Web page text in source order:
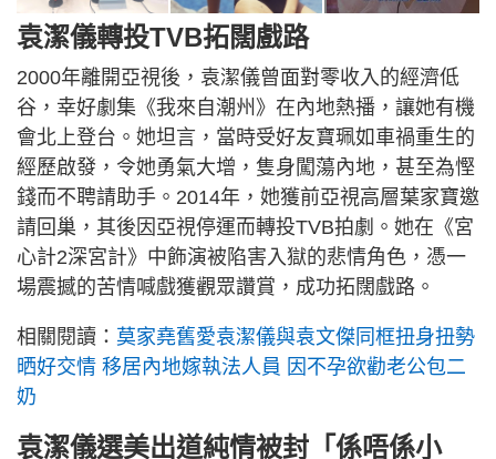
袁潔儀轉投TVB拓闊戲路
2000年離開亞視後，袁潔儀曾面對零收入的經濟低
谷，幸好劇集《我來自潮州》在內地熱播，讓她有機
會北上登台。她坦言，當時受好友寶珮如車禍重生的
經歷啟發，令她勇氣大增，隻身闖蕩內地，甚至為慳
錢而不聘請助手。2014年，她獲前亞視高層葉家寶邀
請回巢，其後因亞視停運而轉投TVB拍劇。她在《宮
心計2深宮計》中飾演被陷害入獄的悲情角色，憑一
場震撼的苦情喊戲獲觀眾讚賞，成功拓闊戲路。
相關閱讀： 莫家堯舊愛袁潔儀與袁文傑同框扭身扭勢
晒好交情 移居內地嫁執法人員 因不孕欲勸老公包二
奶
袁潔儀選美出道純情被封「係唔係小